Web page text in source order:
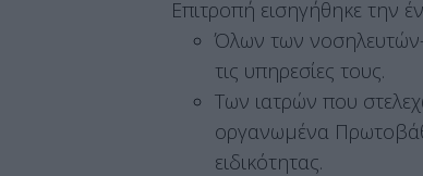
Επιτροπή εισηγήθηκε την
Όλων των
τις υπηρεσίες τους.
Των ιατρών που
οργανωμένα
ειδικότητας.